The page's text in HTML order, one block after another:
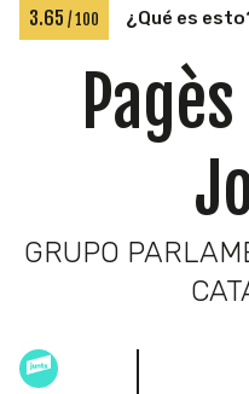
3.65 / 100 ¿Qué es
GRUPO